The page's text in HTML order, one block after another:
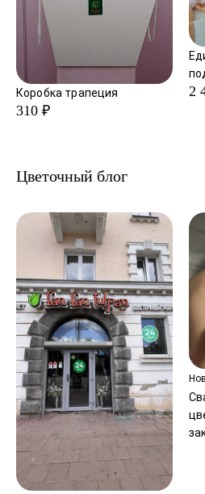
Коробка трапеция
310 ₽
2
Цветочный блог